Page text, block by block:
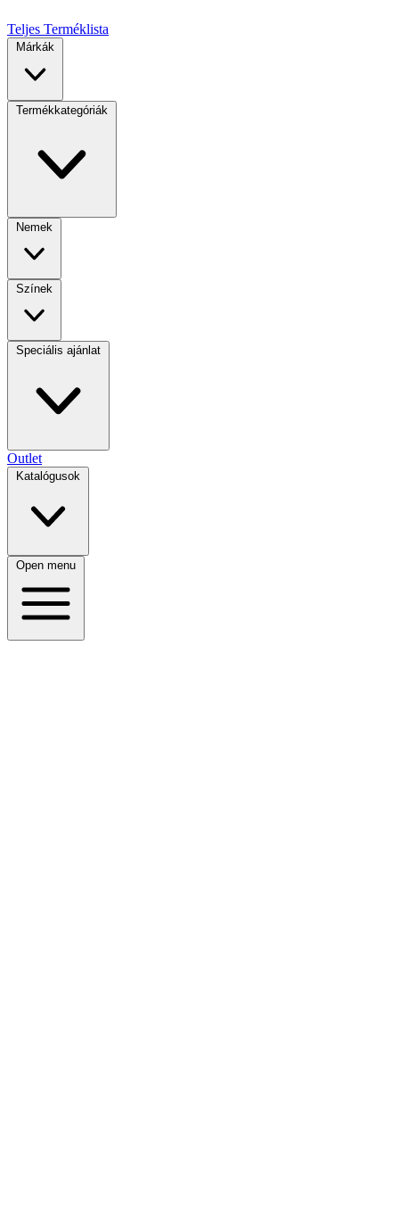
Teljes Terméklista
Márkák
Termékkategóriák
Nemek
Színek
Speciális ajánlat
Outlet
Katalógusok
Open menu